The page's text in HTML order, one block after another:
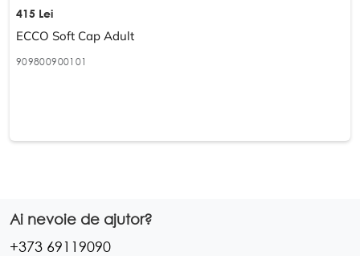
415 Lei
ECCO Soft Cap Adult
909800900101
Ai nevoie de ajutor?
+373 69119090